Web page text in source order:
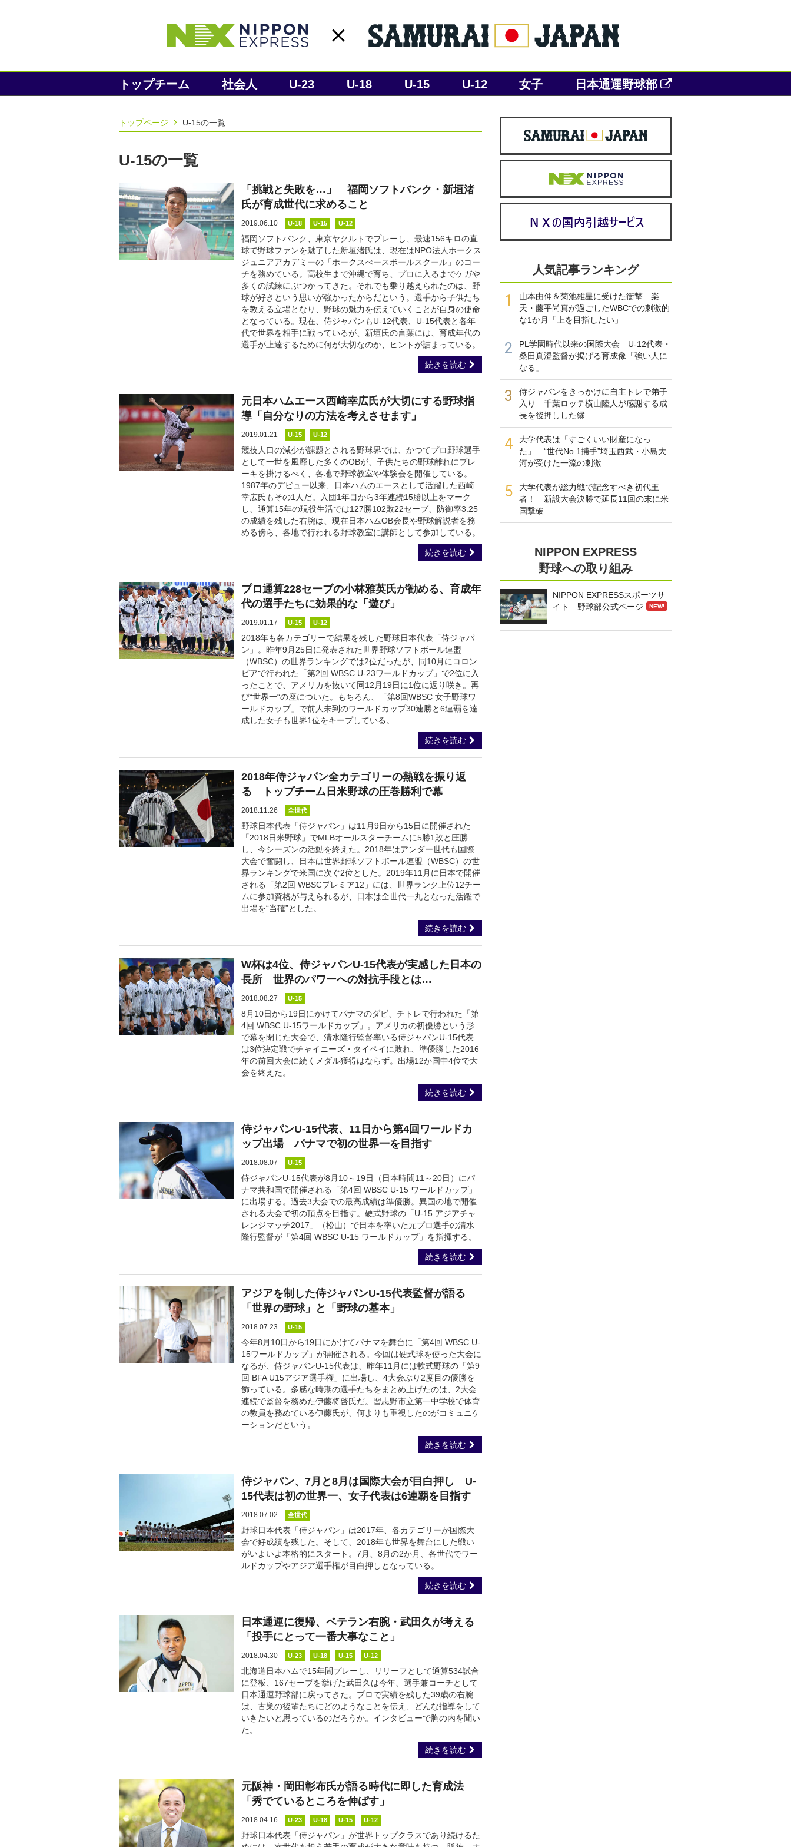
トップチーム 社会人 U-23 U-18 U-15 U-12 女子 日本通運野球部
トップページ U-15の一覧
U-15の一覧
「挑戦と失敗を…」 福岡ソフトバンク・新垣渚
氏が育成世代に求めること
2019.06.10 U-18 U-15 U-12
福岡ソフトバンク、東京ヤクルトでプレーし、最速156キロの直
球で野球ファンを魅了した新垣渚氏は、現在はNPO法人ホークス
ジュニアアカデミーの「ホークスべースボールスクール」のコー
チを務めている。高校生まで沖縄で育ち、プロに入るまでケガや
多くの試練にぶつかってきた。それでも乗り越えられたのは、野
球が好きという思いが強かったからだという。選手から子供たち
を教える立場となり、野球の魅力を伝えていくことが自身の使命
となっている。現在、侍ジャパンもU-12代表、U-15代表と各年
代で世界を相手に戦っているが、新垣氏の言葉には、育成年代の
選手が上達するために何が大切なのか、ヒントが詰まっている。
続きを読む
元日本ハムエース西崎幸広氏が大切にする野球指
導「自分なりの方法を考えさせます」
2019.01.21 U-15 U-12
競技人口の減少が課題とされる野球界では、かつてプロ野球選手
として一世を風靡した多くのOBが、子供たちの野球離れにブレ
ーキを掛けるべく、各地で野球教室や体験会を開催している。
1987年のデビュー以来、日本ハムのエースとして活躍した西崎
幸広氏もその1人だ。入団1年目から3年連続15勝以上をマーク
し、通算15年の現役生活では127勝102敗22セーブ、防御率3.25
の成績を残した右腕は、現在日本ハムOB会長や野球解説者を務
める傍ら、各地で行われる野球教室に講師として参加している。
続きを読む
プロ通算228セーブの小林雅英氏が勧める、育成年
代の選手たちに効果的な「遊び」
2019.01.17 U-15 U-12
2018年も各カテゴリーで結果を残した野球日本代表「侍ジャパ
ン」。昨年9月25日に発表された世界野球ソフトボール連盟
（WBSC）の世界ランキングでは2位だったが、同10月にコロン
ビアで行われた「第2回 WBSC U-23ワールドカップ」で2位に入
ったことで、アメリカを抜いて同12月19日に1位に返り咲き。再
び“世界一“の座についた。もちろん、「第8回WBSC 女子野球ワ
ールドカップ」で前人未到のワールドカップ30連勝と6連覇を達
成した女子も世界1位をキープしている。
続きを読む
2018年侍ジャパン全カテゴリーの熱戦を振り返
る トップチーム日米野球の圧巻勝利で幕
2018.11.26 全世代
野球日本代表「侍ジャパン」は11月9日から15日に開催された
「2018日米野球」でMLBオールスターチームに5勝1敗と圧勝
し、今シーズンの活動を終えた。2018年はアンダー世代も国際
大会で奮闘し、日本は世界野球ソフトボール連盟（WBSC）の世
界ランキングで米国に次ぐ2位とした。2019年11月に日本で開催
される「第2回 WBSCプレミア12」には、世界ランク上位12チー
ムに参加資格が与えられるが、日本は全世代一丸となった活躍で
出場を“当確”とした。
続きを読む
W杯は4位、侍ジャパンU-15代表が実感した日本の
長所 世界のパワーへの対抗手段とは…
2018.08.27 U-15
8月10日から19日にかけてパナマのダビ、チトレで行われた「第
4回 WBSC U-15ワールドカップ」。アメリカの初優勝という形
で幕を閉じた大会で、清水隆行監督率いる侍ジャパンU-15代表
は3位決定戦でチャイニーズ・タイペイに敗れ、準優勝した2016
年の前回大会に続くメダル獲得はならず。出場12か国中4位で大
会を終えた。
続きを読む
侍ジャパンU-15代表、11日から第4回ワールドカ
ップ出場 パナマで初の世界一を目指す
2018.08.07 U-15
侍ジャパンU-15代表が8月10～19日（日本時間11～20日）にパ
ナマ共和国で開催される「第4回 WBSC U-15 ワールドカップ」
に出場する。過去3大会での最高成績は準優勝。異国の地で開催
される大会で初の頂点を目指す。硬式野球の「U-15 アジアチャ
レンジマッチ2017」（松山）で日本を率いた元プロ選手の清水
隆行監督が「第4回 WBSC U-15 ワールドカップ」を指揮する。
続きを読む
アジアを制した侍ジャパンU-15代表監督が語る
「世界の野球」と「野球の基本」
2018.07.23 U-15
今年8月10日から19日にかけてパナマを舞台に「第4回 WBSC U-
15ワールドカップ」が開催される。今回は硬式球を使った大会に
なるが、侍ジャパンU-15代表は、昨年11月には軟式野球の「第9
回 BFA U15アジア選手権」に出場し、4大会ぶり2度目の優勝を
飾っている。多感な時期の選手たちをまとめ上げたのは、2大会
連続で監督を務めた伊藤将啓氏だ。習志野市立第一中学校で体育
の教員を務めている伊藤氏が、何よりも重視したのがコミュニケ
ーションだという。
続きを読む
侍ジャパン、7月と8月は国際大会が目白押し U-
15代表は初の世界一、女子代表は6連覇を目指す
2018.07.02 全世代
野球日本代表「侍ジャパン」は2017年、各カテゴリーが国際大
会で好成績を残した。そして、2018年も世界を舞台にした戦い
がいよいよ本格的にスタート。7月、8月の2か月、各世代でワー
ルドカップやアジア選手権が目白押しとなっている。
続きを読む
日本通運に復帰、ベテラン右腕・武田久が考える
「投手にとって一番大事なこと」
2018.04.30 U-23 U-18 U-15 U-12
北海道日本ハムで15年間プレーし、リリーフとして通算534試合
に登板、167セーブを挙げた武田久は今年、選手兼コーチとして
日本通運野球部に戻ってきた。プロで実績を残した39歳の右腕
は、古巣の後輩たちにどのようなことを伝え、どんな指導をして
いきたいと思っているのだろうか。インタビューで胸の内を聞い
た。
続きを読む
元阪神・岡田彰布氏が語る時代に即した育成法
「秀でているところを伸ばす」
2018.04.16 U-23 U-18 U-15 U-12
野球日本代表「侍ジャパン」が世界トップクラスであり続けるた
人気記事ランキング
1
山本由伸＆菊池雄星に受けた衝撃 楽
天・藤平尚真が過ごしたWBCでの刺激的
な1か月「上を目指したい」
2
PL学園時代以来の国際大会 U-12代表・
桑田真澄監督が掲げる育成像「強い人に
なる」
3
侍ジャパンをきっかけに自主トレで弟子
入り…千葉ロッテ横山陸人が感謝する成
長を後押しした縁
4
大学代表は「すごくいい財産になっ
た」 “世代No.1捕手”埼玉西武・小島大
河が受けた一流の刺激
5
大学代表が総力戦で記念すべき初代王
者！ 新設大会決勝で延長11回の末に米
国撃破
NIPPON EXPRESS
野球への取り組み
NIPPON EXPRESSスポーツサ
イト 野球部公式ページ
NEW!